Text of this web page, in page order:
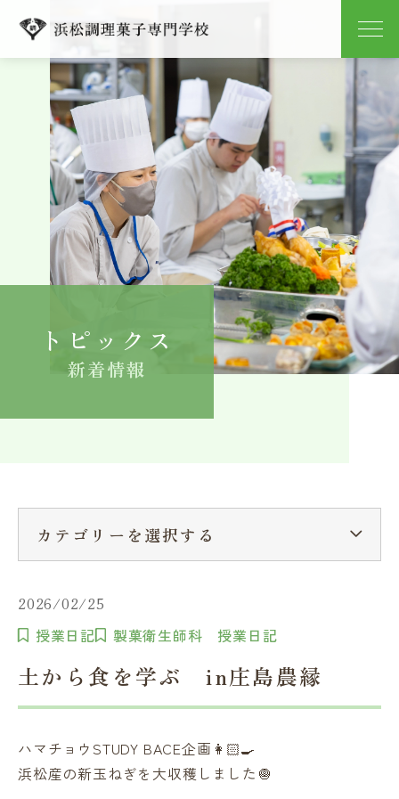
学校紹介
学科紹介
キャンパスライフ
就職
よくある質問
卒業生の方へ在学生へ一般の方へ（教室・講習会）
トピックス
新着情報
2026/02/25
授業日記 製菓衛生師科 授業日記
土から食を学ぶ in庄島農縁
ハマチョウSTUDY BACE企画👩🏻‍🍳
浜松産の新玉ねぎを大収穫しました🧅
カテゴリーを選択する